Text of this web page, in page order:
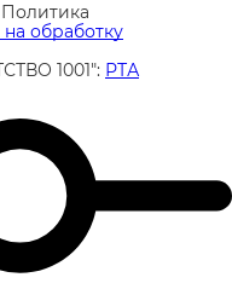
Политика
обработку
1001": РТА